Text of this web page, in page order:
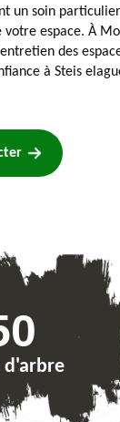
un soin
votre espace. À
des
à Steis
d'arbre